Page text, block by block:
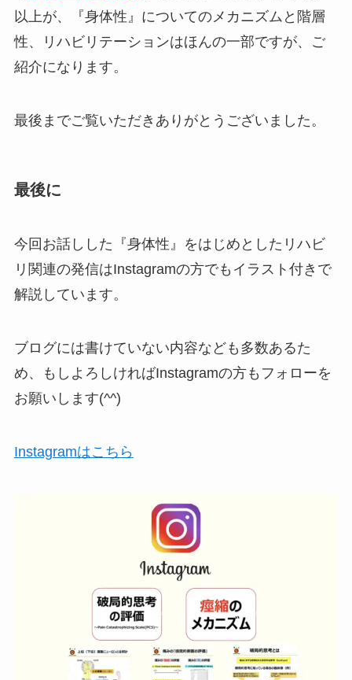
以上が、『身体性』についてのメカニズムと階層
性、リハビリテーションはほんの一部ですが、ご
紹介になります。
最後までご覧いただきありがとうございました。
最後に
今回お話しした『身体性』をはじめとしたリハビ
リ関連の発信はInstagramの方でもイラスト付きで
解説しています。
ブログには書けていない内容なども多数あるた
め、もしよろしければInstagramの方もフォローを
お願いします(^^)
Instagramはこちら